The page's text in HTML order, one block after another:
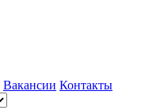
Вакансии Контакты